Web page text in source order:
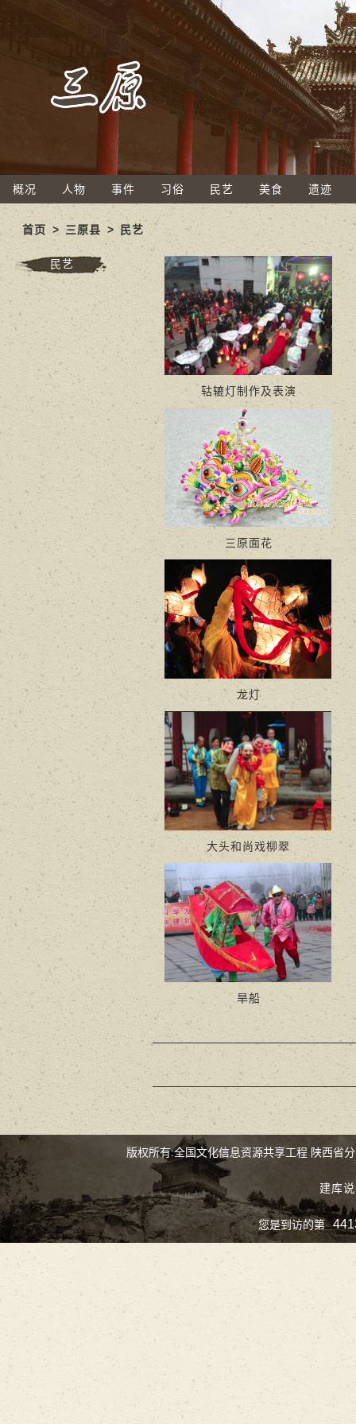
概况 人物 事件 习俗 民艺 美食 遗迹
首页 >三原县 > 民艺
民艺
轱辘灯制作及表演
三原面花
龙灯
大头和尚戏柳翠
旱船
版权所有:全国文化信息资源共享工程 陕西省
建库
您是到访的第